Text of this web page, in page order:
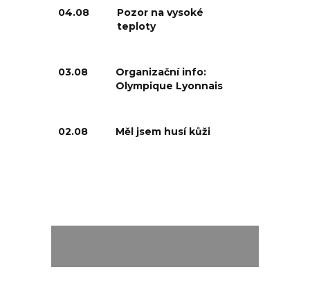
04.08
Pozor na vysoké
teploty
03.08
Organizační info:
Olympique Lyonnais
02.08 Měl jsem husí kůži